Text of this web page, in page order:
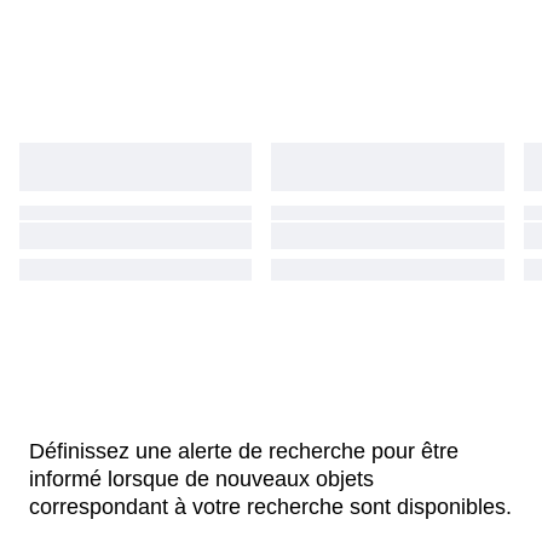
Définissez une alerte de recherche pour être
informé lorsque de nouveaux objets
correspondant à votre recherche sont disponibles.